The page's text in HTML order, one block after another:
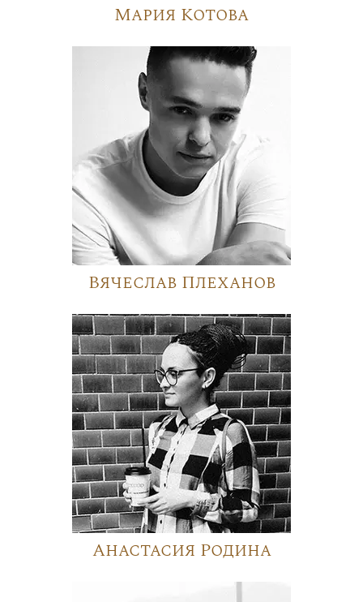
Мария Котова
Вячеслав Плеханов
Анастасия Родина